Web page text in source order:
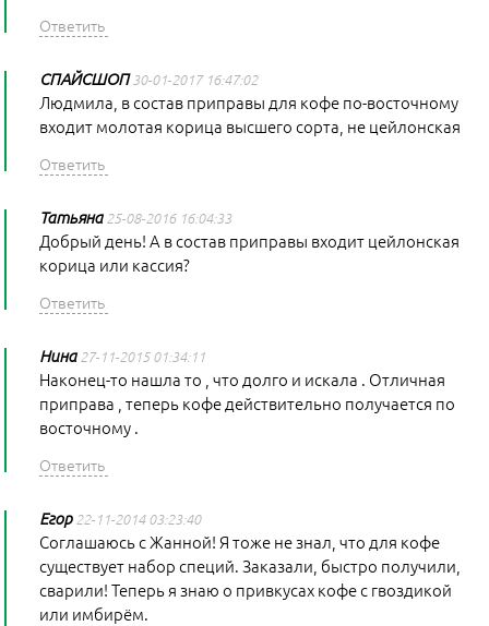
СПАЙСШОП 30-01-2017 16:47:02
Людмила, в состав приправы для кофе по-восточному
входит молотая корица высшего сорта, не цейлонская
Татьяна 25-08-2016 16:04:33
Добрый день! А в состав приправы входит цейлонская
корица или кассия?
Нина 27-11-2015 01:34:11
Наконец-то нашла то , что долго и искала . Отличная
приправа , теперь кофе действительно получается по
восточному .
Егор 22-11-2014 03:23:40
Соглашаюсь с Жанной! Я тоже не знал, что для кофе
существует набор специй. Заказали, быстро получили,
сварили! Теперь я знаю о привкусах кофе с гвоздикой
или имбирём.